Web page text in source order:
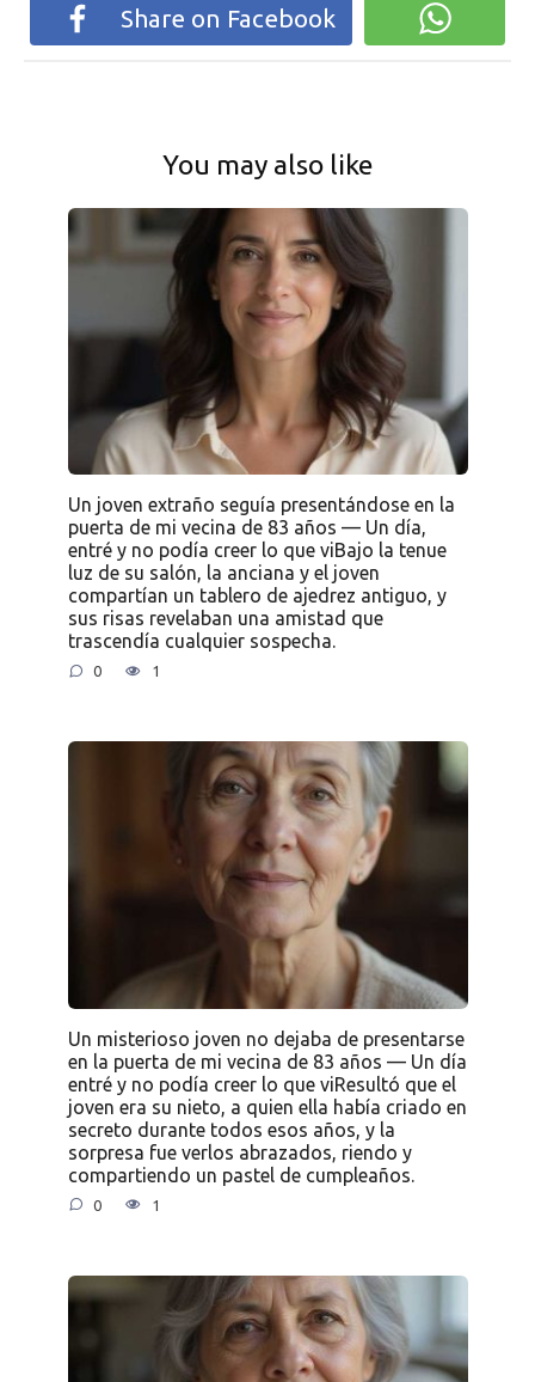
Share on Facebook
You may also like
Un joven extraño seguía presentándose en la
puerta de mi vecina de 83 años — Un día,
entré y no podía creer lo que viBajo la tenue
luz de su salón, la anciana y el joven
compartían un tablero de ajedrez antiguo, y
sus risas revelaban una amistad que
trascendía cualquier sospecha.
0 1
Un misterioso joven no dejaba de presentarse
en la puerta de mi vecina de 83 años — Un día
entré y no podía creer lo que viResultó que el
joven era su nieto, a quien ella había criado en
secreto durante todos esos años, y la
sorpresa fue verlos abrazados, riendo y
compartiendo un pastel de cumpleaños.
0 1